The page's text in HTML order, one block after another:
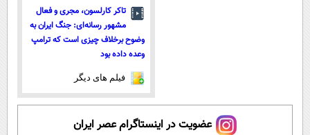
تاکر کارلسون، مجری و فعال
مشهور رسانه‌ای: جنگ ایران به
وضوح برخلاف چیزی است که ترامپ
وعده داده بود
فیلم های دیگر
عضویت در اینستاگرام عصر ایران